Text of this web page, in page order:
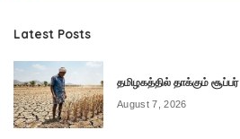
Latest Posts
தமிழகத்தில் தாக்கும்
August 7, 2026